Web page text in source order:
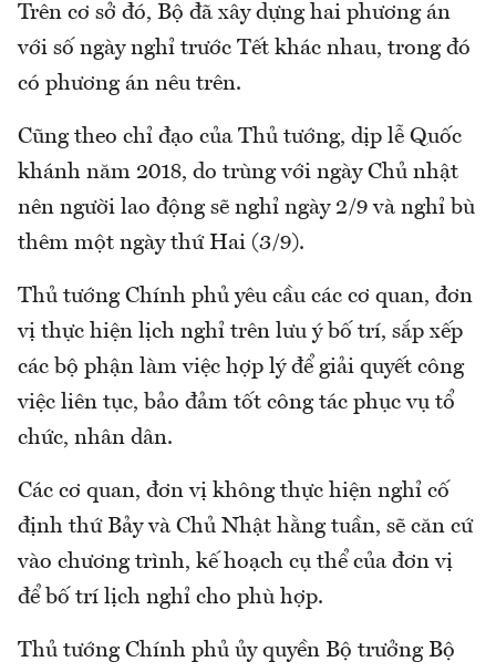
Trên cơ sở đó, Bộ đã xây dựng hai phương án
với số ngày nghỉ trước Tết khác nhau, trong đó
có phương án nêu trên.
Cũng theo chỉ đạo của Thủ tướng, dịp lễ Quốc
khánh năm 2018, do trùng với ngày Chủ nhật
nên người lao động sẽ nghỉ ngày 2/9 và nghỉ bù
thêm một ngày thứ Hai (3/9).
Thủ tướng Chính phủ yêu cầu các cơ quan, đơn
vị thực hiện lịch nghỉ trên lưu ý bố trí, sắp xếp
các bộ phận làm việc hợp lý để giải quyết công
việc liên tục, bảo đảm tốt công tác phục vụ tổ
chức, nhân dân.
Các cơ quan, đơn vị không thực hiện nghỉ cố
định thứ Bảy và Chủ Nhật hằng tuần, sẽ căn cứ
vào chương trình, kế hoạch cụ thể của đơn vị
để bố trí lịch nghỉ cho phù hợp.
Thủ tướng Chính phủ ủy quyền Bộ trưởng Bộ